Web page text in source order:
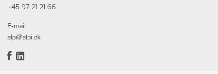
+45 97 21 21 66
E-mail:
alpi@alpi.dk